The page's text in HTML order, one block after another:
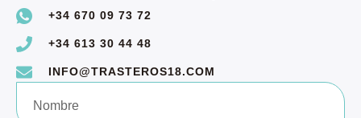
+34 670 09 73 72
+34 613 30 44 48
INFO@TRASTEROS18.COM